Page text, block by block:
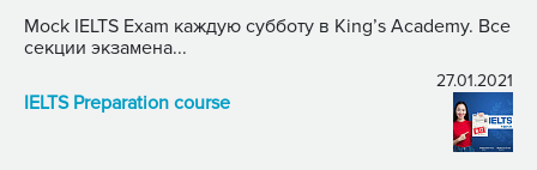
Mock IELTS Exam каждую субботу в King’s Academy. Все
секции экзамена...
27.01.2021
IELTS Preparation course